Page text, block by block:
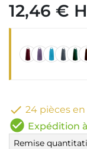
12,46 €
 24 pièces
check_circle Expédition
Remise